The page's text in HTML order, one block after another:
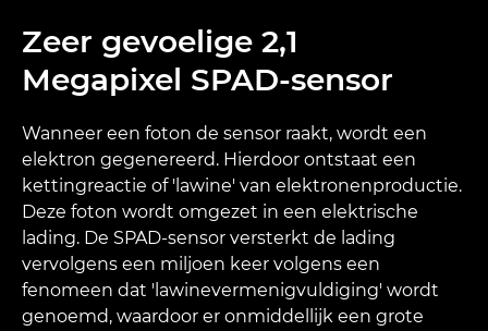
Zeer gevoelige 2,1
Megapixel SPAD-sensor
Wanneer een foton de sensor raakt, wordt een
elektron gegenereerd. Hierdoor ontstaat een
kettingreactie of 'lawine' van elektronenproductie.
Deze foton wordt omgezet in een elektrische
lading. De SPAD-sensor versterkt de lading
vervolgens een miljoen keer volgens een
fenomeen dat 'lawinevermenigvuldiging' wordt
genoemd, waardoor er onmiddellijk een grote